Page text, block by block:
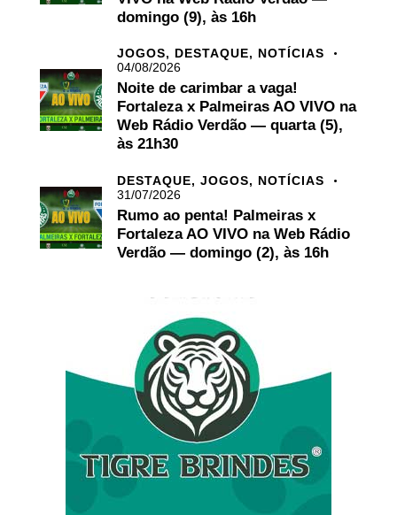
domingo (9), às 16h
JOGOS, DESTAQUE, NOTÍCIAS
04/08/2026
Noite de carimbar a vaga!
Fortaleza x Palmeiras AO VIVO na
Web Rádio Verdão — quarta (5),
às 21h30
DESTAQUE, JOGOS, NOTÍCIAS
31/07/2026
Rumo ao penta! Palmeiras x
Fortaleza AO VIVO na Web Rádio
Verdão — domingo (2), às 16h